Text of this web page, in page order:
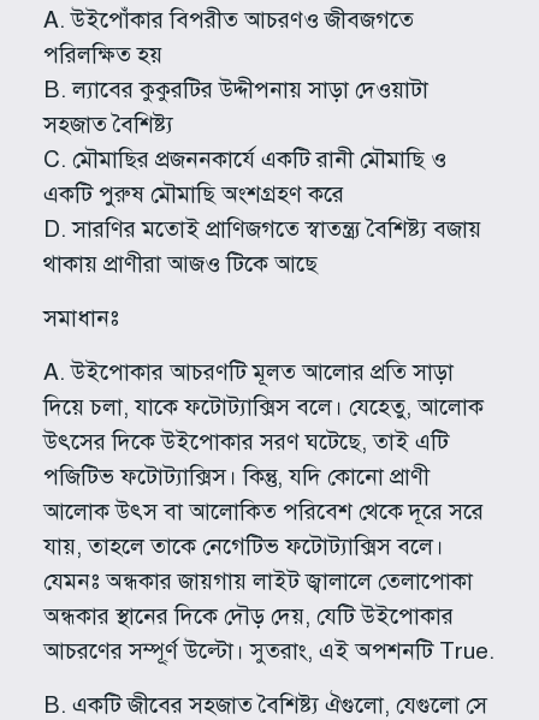
A. উইপোঁকার বিপরীত আচরণও জীবজগতে
পরিলক্ষিত হয়
B. ল্যাবের কুকুরটির উদ্দীপনায় সাড়া দেওয়াটা
সহজাত বৈশিষ্ট্য
C. মৌমাছির প্রজননকার্যে একটি রানী মৌমাছি ও
একটি পুরুষ মৌমাছি অংশগ্রহণ করে
D. সারণির মতোই প্রাণিজগতে স্বাতন্ত্র্য বৈশিষ্ট্য বজায়
থাকায় প্রাণীরা আজও টিকে আছে
সমাধানঃ
A. উইপোকার আচরণটি মূলত আলোর প্রতি সাড়া
দিয়ে চলা, যাকে ফটোট্যাক্সিস বলে। যেহেতু, আলোক
উৎসের দিকে উইপোকার সরণ ঘটেছে, তাই এটি
পজিটিভ ফটোট্যাক্সিস। কিন্তু, যদি কোনো প্রাণী
আলোক উৎস বা আলোকিত পরিবেশ থেকে দূরে সরে
যায়, তাহলে তাকে নেগেটিভ ফটোট্যাক্সিস বলে।
যেমনঃ অন্ধকার জায়গায় লাইট জ্বালালে তেলাপোকা
অন্ধকার স্থানের দিকে দৌড় দেয়, যেটি উইপোকার
আচরণের সম্পূ্র্ণ উল্টো। সুতরাং, এই অপশনটি True.
B. একটি জীবের সহজাত বৈশিষ্ট্য ঐগুলো, যেগুলো সে